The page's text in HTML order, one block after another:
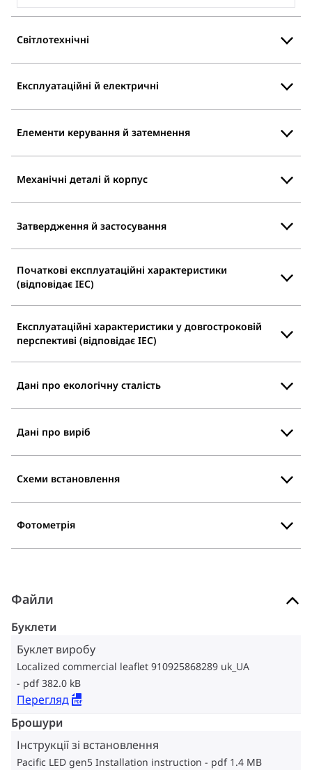
Світлотехнічні
Експлуатаційні й електричні
Елементи керування й затемнення
Механічні деталі й корпус
Затвердження й застосування
Початкові експлуатаційні характеристики
(відповідає IEC)
Експлуатаційні характеристики у довгостроковій
перспективі (відповідає IEC)
Дані про екологічну сталість
Дані про виріб
Схеми встановлення
Фотометрія
Файли
Буклети
Буклет виробу
Localized commercial leaflet 910925868289 uk_UA
pdf 382.0 kB
Перегляд
Брошури
Інструкції зі встановлення
Pacific LED gen5 Installation instruction pdf 1.4 MB